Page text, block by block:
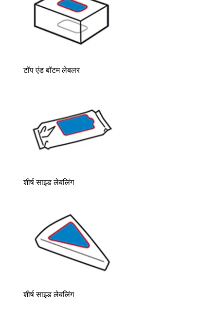
टॉप एंड बॉटम लेबलर
शीर्ष साइड लेबलिंग
शीर्ष साइड लेबलिंग